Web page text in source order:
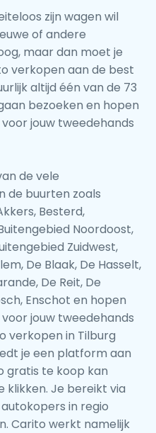
zijn wagen wil
of andere
maar dan moet je
verkopen aan de best
altijd één van de 73
bezoeken en hopen
jouw tweedehands
de vele
de buurten zoals
Besterd,
Noordoost,
Zuidwest,
De Blaak, De Hasselt,
De Reit, De
Enschot en hopen
jouw tweedehands
verkopen in Tilburg
je een platform aan
gratis te koop kan
klikken. Je bereikt via
in regio
Carito werkt namelijk